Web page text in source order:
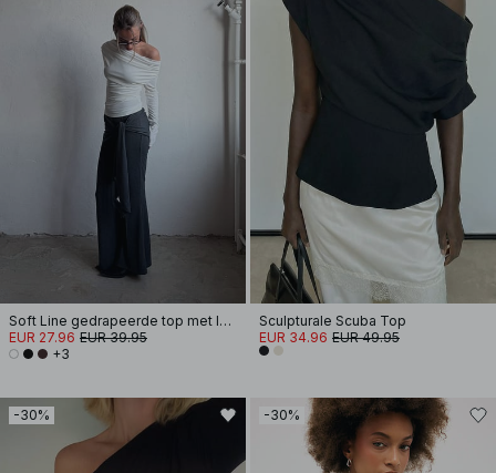
Soft Line gedrapeerde top met lange mouwen
EUR 27.96 EUR 39.95
+3
Sculpturale Scuba Top
EUR 34.96 EUR 49.95
-30% -30%